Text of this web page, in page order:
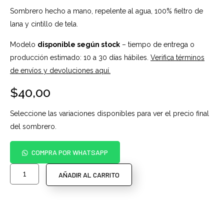
Sombrero hecho a mano, repelente al agua, 100% fieltro de
lana y cintillo de tela.
Modelo disponible según stock – tiempo de entrega o
producción estimado: 10 a 30 días hábiles. Verifica términos
de envíos y devoluciones aquí.
$40,00
Seleccione las variaciones disponibles para ver el precio final
del sombrero.
COMPRA POR WHATSAPP
AÑADIR AL CARRITO